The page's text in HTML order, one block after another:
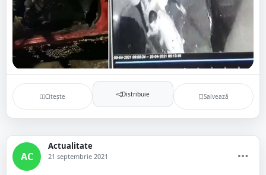
Citește Distribuie Salvează
AC
Actualitate
21 septembrie 2021